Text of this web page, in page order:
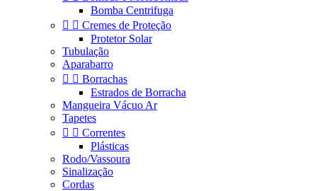
Bomba Centrifuga
  Cremes de Proteção
Protetor Solar
Tubulação
Aparabarro
  Borrachas
Estrados de Borracha
Mangueira Vácuo Ar
Tapetes
  Correntes
Plásticas
Rodo/Vassoura
Sinalização
Cordas